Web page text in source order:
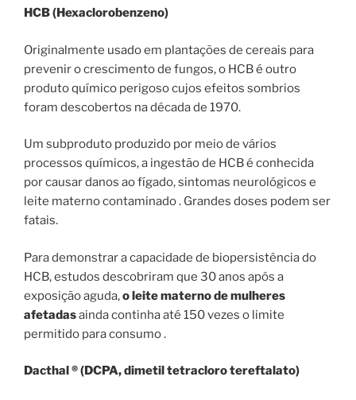
HCB (Hexaclorobenzeno)
Originalmente usado em plantações de cereais para
prevenir o crescimento de fungos, o HCB é outro
produto químico perigoso cujos efeitos sombrios
foram descobertos na década de 1970.
Um subproduto produzido por meio de vários
processos químicos, a ingestão de HCB é conhecida
por causar danos ao fígado, sintomas neurológicos e
leite materno contaminado . Grandes doses podem ser
fatais.
Para demonstrar a capacidade de biopersistência do
HCB, estudos descobriram que 30 anos após a
exposição aguda,o leite materno de mulheres
afetadasainda continha até 150 vezes o limite
permitido para consumo .
Dacthal ® (DCPA, dimetil tetracloro tereftalato)